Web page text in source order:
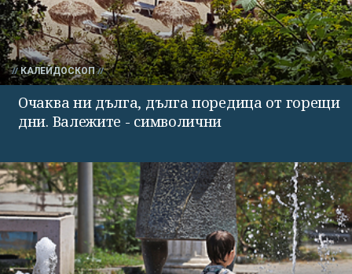
КАЛЕЙДОСКОП
Очаква ни дълга, дълга поредица от горещи
дни. Валежите - символични